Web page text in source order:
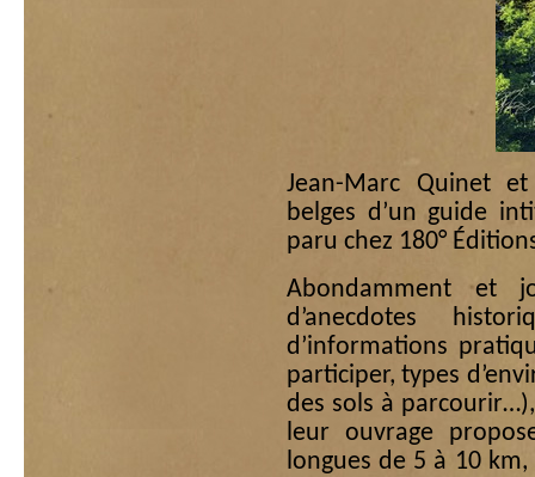
Jean-Marc Quinet
belges d’un guide
paru chez 180°
Abondamment et
d’anecdotes
d’informations
participer, types
des sols à
leur ouvrage
longues de 5 à 10